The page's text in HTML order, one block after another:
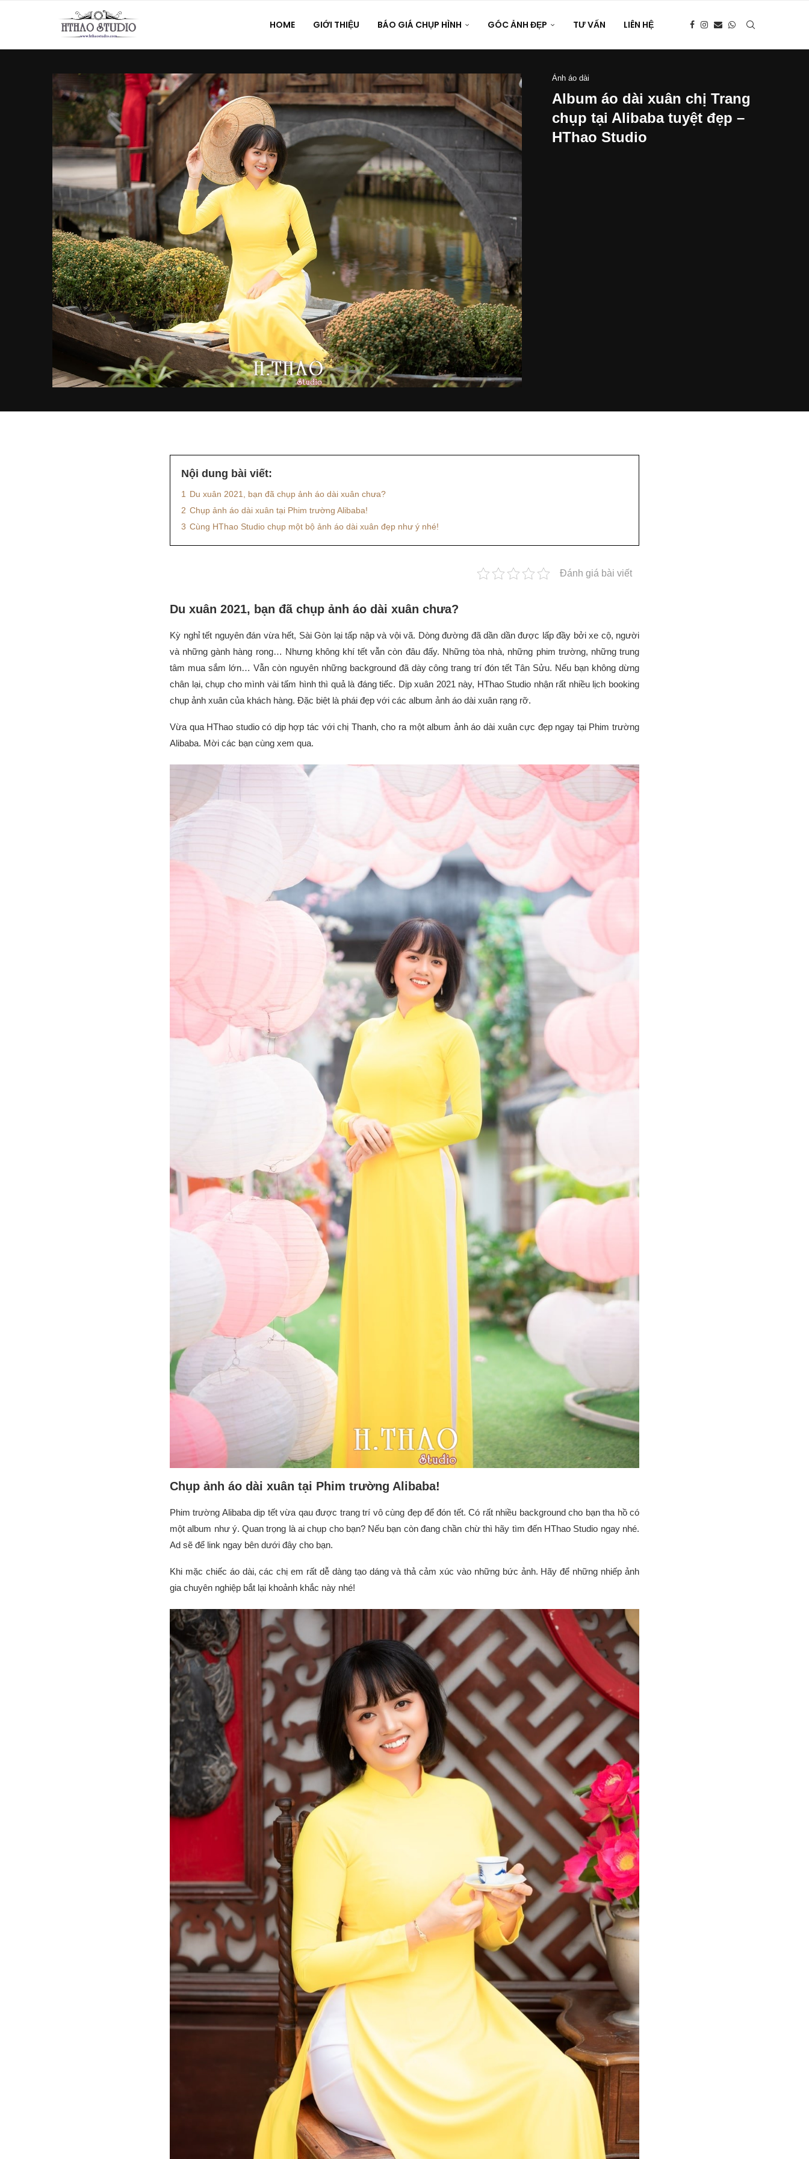
HOME GIỚI THIỆU BÁO GIÁ CHỤP HÌNH GÓC ẢNH ĐẸP TƯ VẤN LIÊN HỆ
Ảnh áo dài
Album áo dài xuân chị Trang
chụp tại Alibaba tuyệt đẹp –
HThao Studio
Nội dung bài viết:
1
Du xuân 2021, bạn đã chụp ảnh áo dài xuân chưa?
2 Chụp ảnh áo dài xuân tại Phim trường Alibaba!
3 Cùng HThao Studio chụp một bộ ảnh áo dài xuân đẹp như ý nhé!
Đánh giá bài viết
Du xuân 2021, bạn đã chụp ảnh áo dài xuân chưa?
Kỳ nghỉ tết nguyên đán vừa hết, Sài Gòn lại tấp nập và vội vã. Dòng đường đã dần dần được lấp đầy bởi xe cộ, người
và những gành hàng rong… Nhưng không khí tết vẫn còn đâu đấy. Những tòa nhà, những phim trường, những trung
tâm mua sắm lớn… Vẫn còn nguyên những background đã dày công trang trí đón tết Tân Sửu. Nếu bạn không dừng
chân lại, chụp cho mình vài tấm hình thì quả là đáng tiếc. Dịp xuân 2021 này, HThao Studio nhận rất nhiều lịch booking
chụp ảnh xuân của khách hàng. Đặc biệt là phái đẹp với các album ảnh áo dài xuân rạng rỡ.
Vừa qua HThao studio có dịp hợp tác với chị Thanh, cho ra một album ảnh áo dài xuân cực đẹp ngay tại Phim trường
Alibaba. Mời các bạn cùng xem qua.
Chụp ảnh áo dài xuân tại Phim trường Alibaba!
Phim trường Alibaba dịp tết vừa qau được trang trí vô cùng đẹp để đón tết. Có rất nhiều background cho bạn tha hồ có
một album như ý. Quan trọng là ai chụp cho bạn? Nếu bạn còn đang chần chừ thì hãy tìm đến HThao Studio ngay nhé.
Ad sẽ để link ngay bên dưới đây cho bạn.
Khi mặc chiếc áo dài, các chị em rất dễ dàng tạo dáng và thả cảm xúc vào những bức ảnh. Hãy để những nhiếp ảnh
gia chuyên nghiệp bắt lại khoảnh khắc này nhé!